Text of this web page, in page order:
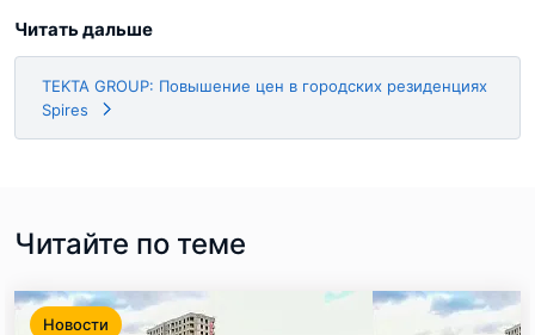
Читать дальше
TEKTA GROUP: Повышение цен в городских резиденциях
Spires
Читайте по теме
Новости